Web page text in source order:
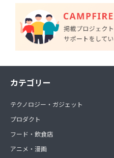
カテゴリー
テクノロジー・ガジェット
プロダクト
フード・飲食店
アニメ・漫画